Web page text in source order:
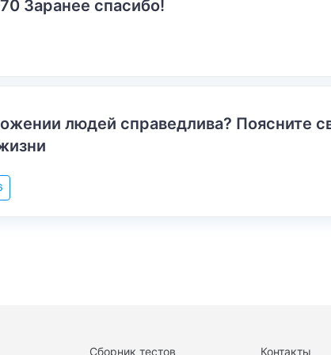
Заранее спасибо!
людей справедлива? Поясните
Сборник тестов Контакты